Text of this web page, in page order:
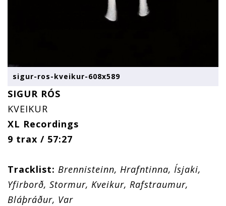
sigur-ros-kveikur-608x589
SIGUR RÓS
KVEIKUR
XL Recordings
9 trax / 57:27
Tracklist: Brennisteinn, Hrafntinna, Ísjaki,
Yfirborð, Stormur, Kveikur, Rafstraumur,
Bláþráður, Var